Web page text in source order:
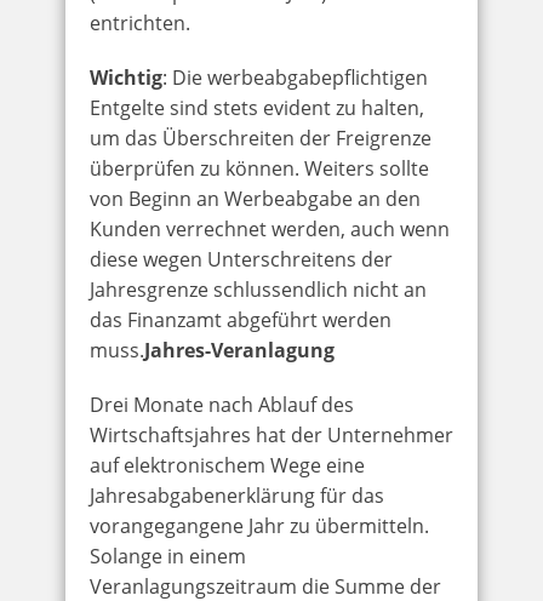
entrichten.
Wichtig: Die werbeabgabepflichtigen
Entgelte sind stets evident zu halten,
um das Überschreiten der Freigrenze
überprüfen zu können. Weiters sollte
von Beginn an Werbeabgabe an den
Kunden verrechnet werden, auch wenn
diese wegen Unterschreitens der
Jahresgrenze schlussendlich nicht an
das Finanzamt abgeführt werden
muss.Jahres-Veranlagung
Drei Monate nach Ablauf des
Wirtschaftsjahres hat der Unternehmer
auf elektronischem Wege eine
Jahresabgabenerklärung für das
vorangegangene Jahr zu übermitteln.
Solange in einem
Veranlagungszeitraum die Summe der